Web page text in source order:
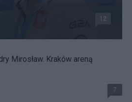
12
Mirosław. Kraków areną
7